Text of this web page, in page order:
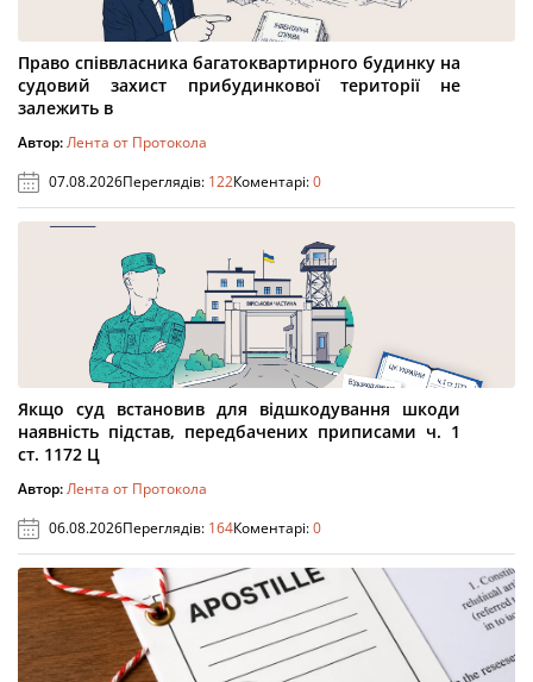
Право співвласника багатоквартирного будинку на
судовий захист прибудинкової території не
залежить в
Автор:Лента от Протокола
07.08.2026Переглядів: 122Коментарі:0
Якщо суд встановив для відшкодування шкоди
наявність підстав, передбачених приписами ч. 1
ст. 1172 Ц
Автор:Лента от Протокола
06.08.2026Переглядів: 164Коментарі:0